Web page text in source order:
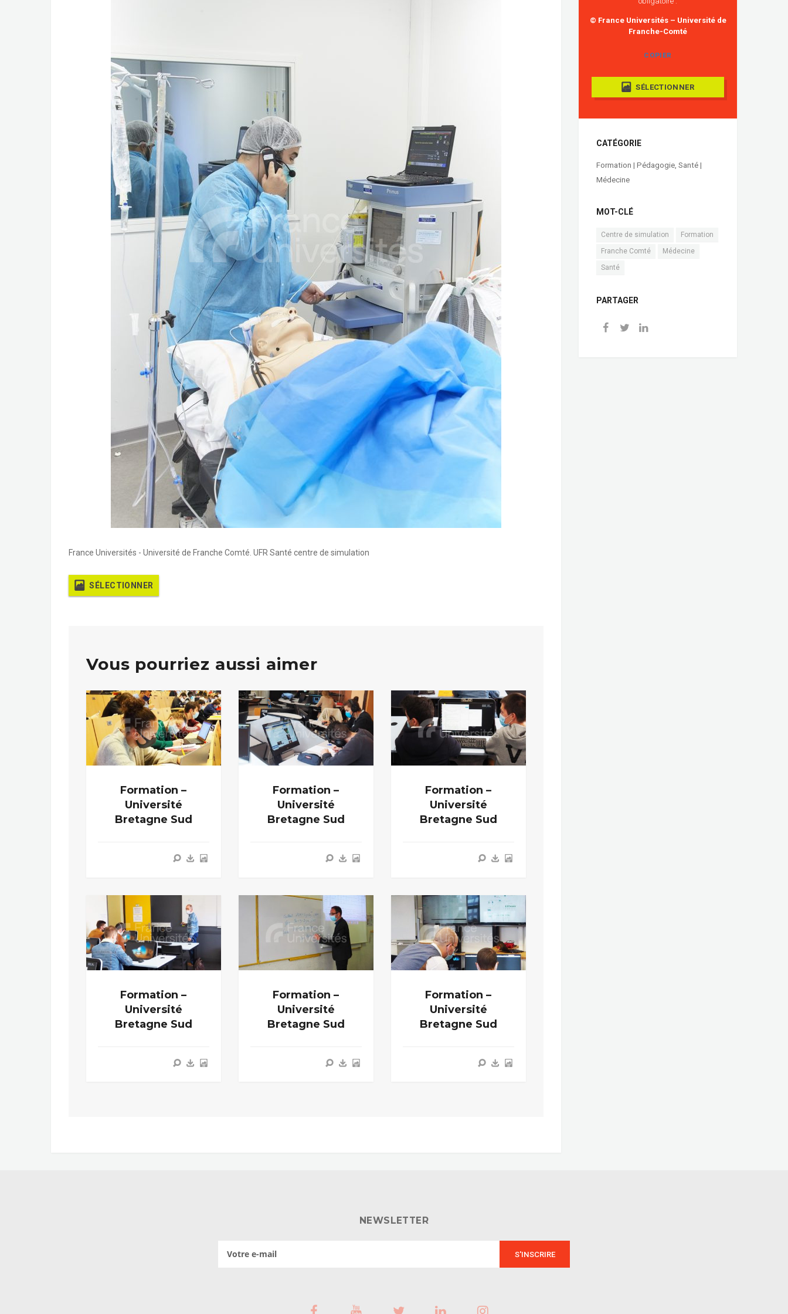
France Universités - Université de Franche Comté. UFR Santé centre de simulation
SÉLECTIONNER
Vous pourriez aussi aimer
Formation –
Université
Bretagne Sud
Formation –
Université
Bretagne Sud
Formation –
Université
Bretagne Sud
Formation –
Université
Bretagne Sud
Formation –
Université
Bretagne Sud
Formation –
Université
Bretagne Sud
© France Universités – Université de
Franche-Comté
COPIER
SÉLECTIONNER
CATÉGORIE
Formation | Pédagogie, Santé |
Médecine
MOT-CLÉ
Centre de simulation
Formation
Franche Comté
Médecine
Santé
PARTAGER
NEWSLETTER